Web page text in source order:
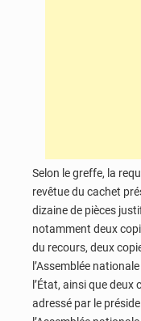
Selon le greffe, la
revêtue du cachet
dizaine de pièces
notamment deux
du recours, deux
l’Assemblée
l’État, ainsi que deux
adressé par le